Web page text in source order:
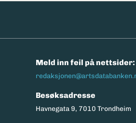
Meld inn feil på nettsider:
Besøksadresse
Havnegata 9, 7010 Trondheim